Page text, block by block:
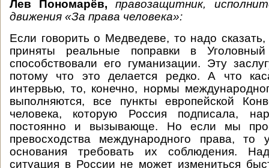
Лев Пономарёв,
правозащитник,
движения «За права человека»:
Если говорить о Медведеве, то надо
приняты реальные поправки в
способствовали его гуманизации. Эту
потому что это делается редко. А что
интервью, то, конечно, нормы
выполняются, все пункты европейской
человека, которую Россия подписала,
постоянно и вызывающе. Но если мы
превосходства международного права,
основания требовать их соблюдения.
ситуация в России не может измениться